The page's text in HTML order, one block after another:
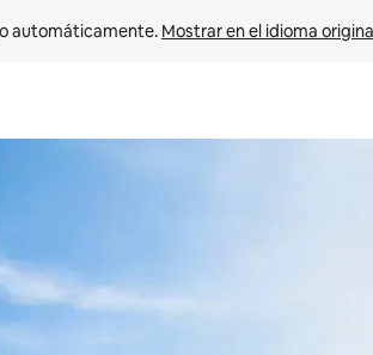
automáticamente. Mostrar en el idioma